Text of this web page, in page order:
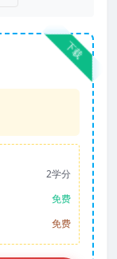
下载
2学分
免费
免费